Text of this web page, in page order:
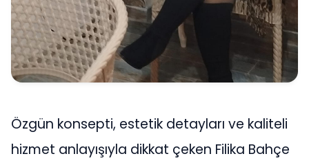
Özgün konsepti, estetik detayları ve kaliteli
hizmet anlayışıyla dikkat çeken Filika Bahçe